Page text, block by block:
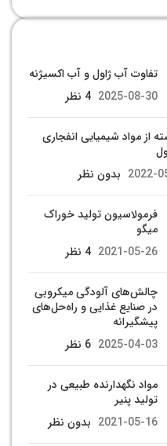
تفاوت آب ژاول و آب اکسیژنه
2025-08-30 4 نظر
از مواد شیمیایی انفجاری
2022- بدون نظر
فرمولاسیون تولید خوراک
میگو
2021-05-26 4 نظر
چالش‌های آلودگی میکروبی
در صنایع غذایی و راه‌حل‌های
پیشگیرانه
2025-04-03 6 نظر
مواد نگهدارنده طبیعی در
تولید پنیر
2021-05-16 بدون نظر